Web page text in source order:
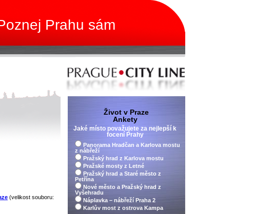
Prahu sám
(velikost souboru:
Život v Praze
Ankety
Jaké místo považujete za nejlepší k
focení Prahy
Panorama Hradčan a Karlova mostu
z nábřeží
Pražský hrad z Karlova mostu
Pražské mosty z Letné
Pražský hrad a Staré město z
Petřína
Nové město a Pražský hrad z
Vyšehradu
Náplavka – nábřeží Praha 2
Karlův most z ostrova Kampa